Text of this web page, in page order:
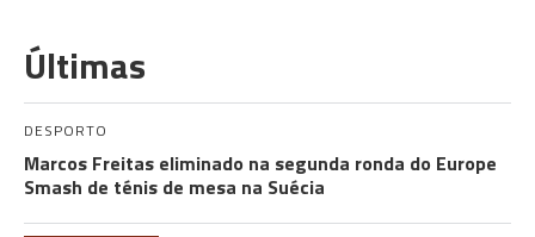
Últimas
DESPORTO
Marcos Freitas eliminado na segunda ronda do Europe
Smash de ténis de mesa na Suécia